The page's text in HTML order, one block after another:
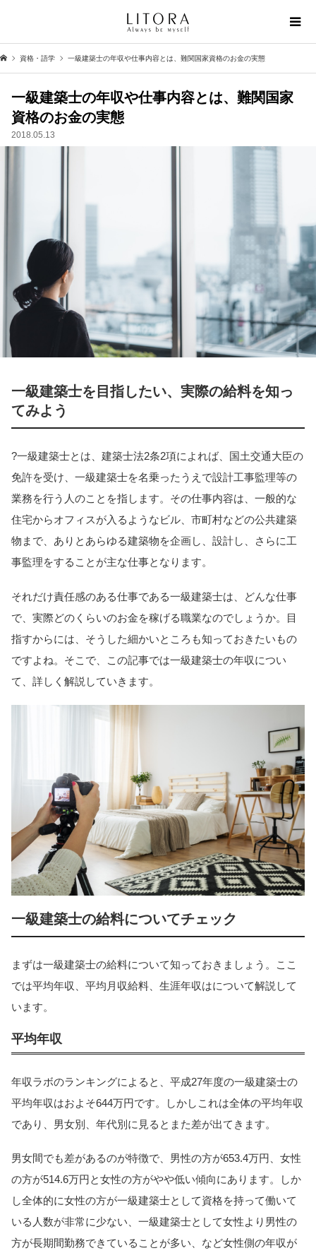
資格・語学 一級建築士の年収や仕事内容とは、難関国家資格のお金の実態
一級建築士の年収や仕事内容とは、難関国家
資格のお金の実態
2018.05.13
一級建築士を目指したい、実際の給料を知っ
てみよう
?一級建築士とは、建築士法2条2項によれば、国土交通大臣の
免許を受け、一級建築士を名乗ったうえで設計工事監理等の
業務を行う人のことを指します。その仕事内容は、一般的な
住宅からオフィスが入るようなビル、市町村などの公共建築
物まで、ありとあらゆる建築物を企画し、設計し、さらに工
事監理をすることが主な仕事となります。
それだけ責任感のある仕事である一級建築士は、どんな仕事
で、実際どのくらいのお金を稼げる職業なのでしょうか。目
指すからには、そうした細かいところも知っておきたいもの
ですよね。そこで、この記事では一級建築士の年収につい
て、詳しく解説していきます。
一級建築士の給料についてチェック
まずは一級建築士の給料について知っておきましょう。ここ
では平均年収、平均月収給料、生涯年収はについて解説して
います。
平均年収
年収ラボのランキングによると、平成27年度の一級建築士の
平均年収はおよそ644万円です。しかしこれは全体の平均年収
であり、男女別、年代別に見るとまた差が出てきます。
男女間でも差があるのが特徴で、男性の方が653.4万円、女性
の方が514.6万円と女性の方がやや低い傾向にあります。しか
し全体的に女性の方が一級建築士として資格を持って働いて
いる人数が非常に少ない、一級建築士として女性より男性の
方が長期間勤務できていることが多い、など女性側の年収が